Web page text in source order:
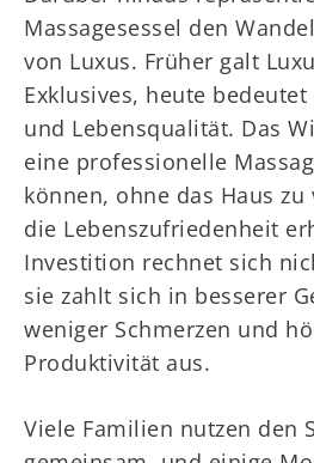
Massagesessel den
von Luxus. Früher galt
Exklusives, heute
und Lebensqualität. Das
eine professionelle
können, ohne das Haus
die Lebenszufriedenheit
Investition rechnet sich
sie zahlt sich in besserer
weniger Schmerzen und
Produktivität aus.
Viele Familien nutzen den